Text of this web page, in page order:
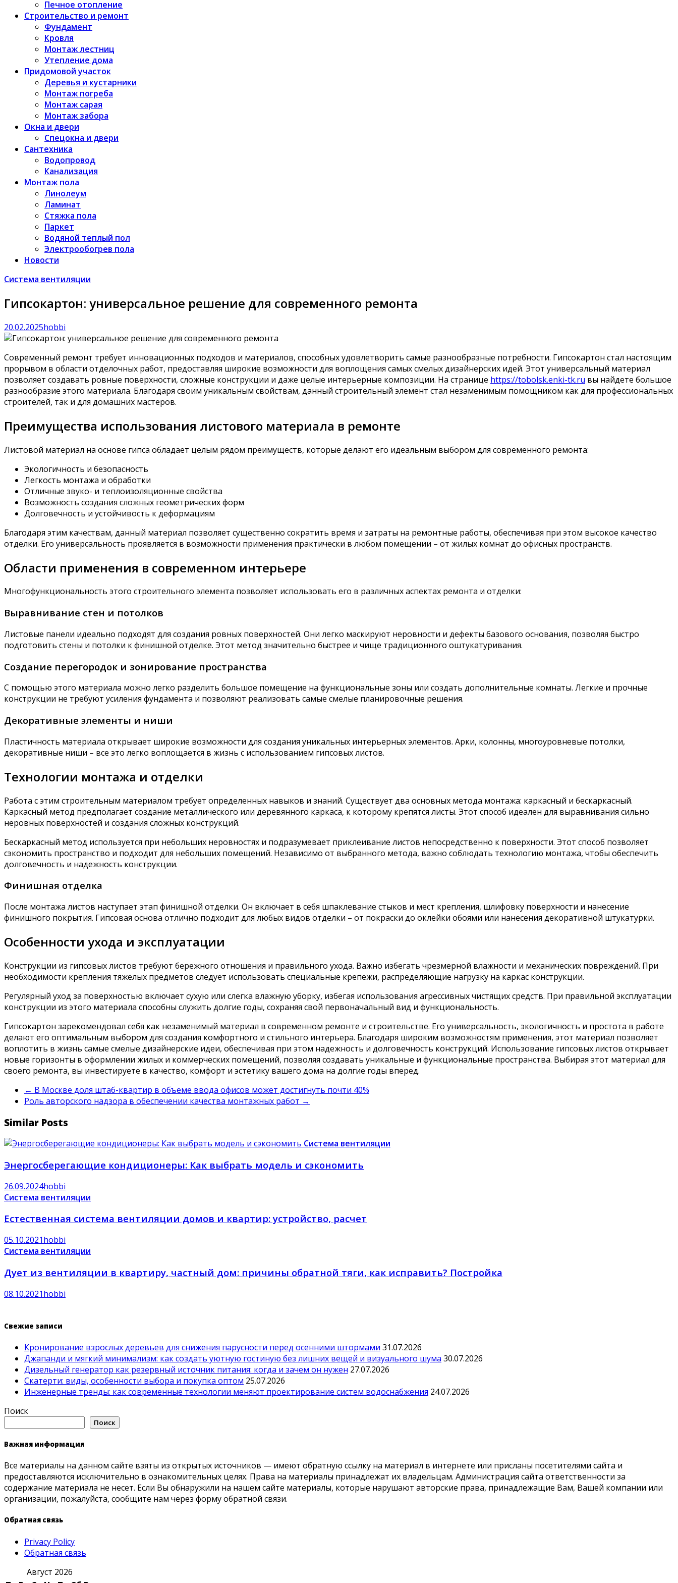
Печное отопление
Строительство и ремонт
Фундамент
Кровля
Монтаж лестниц
Утепление дома
Придомовой участок
Деревья и кустарники
Монтаж погреба
Монтаж сарая
Монтаж забора
Окна и двери
Спецокна и двери
Сантехника
Водопровод
Канализация
Монтаж пола
Линолеум
Ламинат
Стяжка пола
Паркет
Водяной теплый пол
Электрообогрев пола
Новости
Система вентиляции
Гипсокартон: универсальное решение для современного ремонта
20.02.2025hobbi
Современный ремонт требует инновационных подходов и материалов, способных удовлетворить самые разнообразные потребности. Гипсокартон стал настоящим
прорывом в области отделочных работ, предоставляя широкие возможности для воплощения самых смелых дизайнерских идей. Этот универсальный материал
позволяет создавать ровные поверхности, сложные конструкции и даже целые интерьерные композиции. На странице https://tobolsk.enki-tk.ru вы найдете большое
разнообразие этого материала. Благодаря своим уникальным свойствам, данный строительный элемент стал незаменимым помощником как для профессиональных
строителей, так и для домашних мастеров.
Преимущества использования листового материала в ремонте
Листовой материал на основе гипса обладает целым рядом преимуществ, которые делают его идеальным выбором для современного ремонта:
Экологичность и безопасность
Легкость монтажа и обработки
Отличные звуко- и теплоизоляционные свойства
Возможность создания сложных геометрических форм
Долговечность и устойчивость к деформациям
Благодаря этим качествам, данный материал позволяет существенно сократить время и затраты на ремонтные работы, обеспечивая при этом высокое качество
отделки. Его универсальность проявляется в возможности применения практически в любом помещении – от жилых комнат до офисных пространств.
Области применения в современном интерьере
Многофункциональность этого строительного элемента позволяет использовать его в различных аспектах ремонта и отделки:
Выравнивание стен и потолков
Листовые панели идеально подходят для создания ровных поверхностей. Они легко маскируют неровности и дефекты базового основания, позволяя быстро
подготовить стены и потолки к финишной отделке. Этот метод значительно быстрее и чище традиционного оштукатуривания.
Создание перегородок и зонирование пространства
С помощью этого материала можно легко разделить большое помещение на функциональные зоны или создать дополнительные комнаты. Легкие и прочные
конструкции не требуют усиления фундамента и позволяют реализовать самые смелые планировочные решения.
Декоративные элементы и ниши
Пластичность материала открывает широкие возможности для создания уникальных интерьерных элементов. Арки, колонны, многоуровневые потолки,
декоративные ниши – все это легко воплощается в жизнь с использованием гипсовых листов.
Технологии монтажа и отделки
Работа с этим строительным материалом требует определенных навыков и знаний. Существует два основных метода монтажа: каркасный и бескаркасный.
Каркасный метод предполагает создание металлического или деревянного каркаса, к которому крепятся листы. Этот способ идеален для выравнивания сильно
неровных поверхностей и создания сложных конструкций.
Бескаркасный метод используется при небольших неровностях и подразумевает приклеивание листов непосредственно к поверхности. Этот способ позволяет
сэкономить пространство и подходит для небольших помещений. Независимо от выбранного метода, важно соблюдать технологию монтажа, чтобы обеспечить
долговечность и надежность конструкции.
Финишная отделка
После монтажа листов наступает этап финишной отделки. Он включает в себя шпаклевание стыков и мест крепления, шлифовку поверхности и нанесение
финишного покрытия. Гипсовая основа отлично подходит для любых видов отделки – от покраски до оклейки обоями или нанесения декоративной штукатурки.
Особенности ухода и эксплуатации
Конструкции из гипсовых листов требуют бережного отношения и правильного ухода. Важно избегать чрезмерной влажности и механических повреждений. При
необходимости крепления тяжелых предметов следует использовать специальные крепежи, распределяющие нагрузку на каркас конструкции.
Регулярный уход за поверхностью включает сухую или слегка влажную уборку, избегая использования агрессивных чистящих средств. При правильной эксплуатации
конструкции из этого материала способны служить долгие годы, сохраняя свой первоначальный вид и функциональность.
Гипсокартон зарекомендовал себя как незаменимый материал в современном ремонте и строительстве. Его универсальность, экологичность и простота в работе
делают его оптимальным выбором для создания комфортного и стильного интерьера. Благодаря широким возможностям применения, этот материал позволяет
воплотить в жизнь самые смелые дизайнерские идеи, обеспечивая при этом надежность и долговечность конструкций. Использование гипсовых листов открывает
новые горизонты в оформлении жилых и коммерческих помещений, позволяя создавать уникальные и функциональные пространства. Выбирая этот материал для
своего ремонта, вы инвестируете в качество, комфорт и эстетику вашего дома на долгие годы вперед.
← В Москве доля штаб-квартир в объеме ввода офисов может достигнуть почти 40%
Роль авторского надзора в обеспечении качества монтажных работ →
Similar Posts
Система вентиляции
Энергосберегающие кондиционеры: Как выбрать модель и сэкономить
26.09.2024hobbi
Система вентиляции
Естественная система вентиляции домов и квартир: устройство, расчет
05.10.2021hobbi
Система вентиляции
Дует из вентиляции в квартиру, частный дом: причины обратной тяги, как исправить? Постройка
08.10.2021hobbi
Свежие записи
Кронирование взрослых деревьев для снижения парусности перед осенними штормами 31.07.2026
Джапанди и мягкий минимализм: как создать уютную гостиную без лишних вещей и визуального шума 30.07.2026
Дизельный генератор как резервный источник питания: когда и зачем он нужен 27.07.2026
Скатерти: виды, особенности выбора и покупка оптом 25.07.2026
Инженерные тренды: как современные технологии меняют проектирование систем водоснабжения 24.07.2026
Поиск
Поиск
Важная информация
Все материалы на данном сайте взяты из открытых источников — имеют обратную ссылку на материал в интернете или присланы посетителями сайта и
предоставляются исключительно в ознакомительных целях. Права на материалы принадлежат их владельцам. Администрация сайта ответственности за
содержание материала не несет. Если Вы обнаружили на нашем сайте материалы, которые нарушают авторские права, принадлежащие Вам, Вашей компании или
организации, пожалуйста, сообщите нам через форму обратной связи.
Обратная связь
Privacy Policy
Обратная связь
Август 2026